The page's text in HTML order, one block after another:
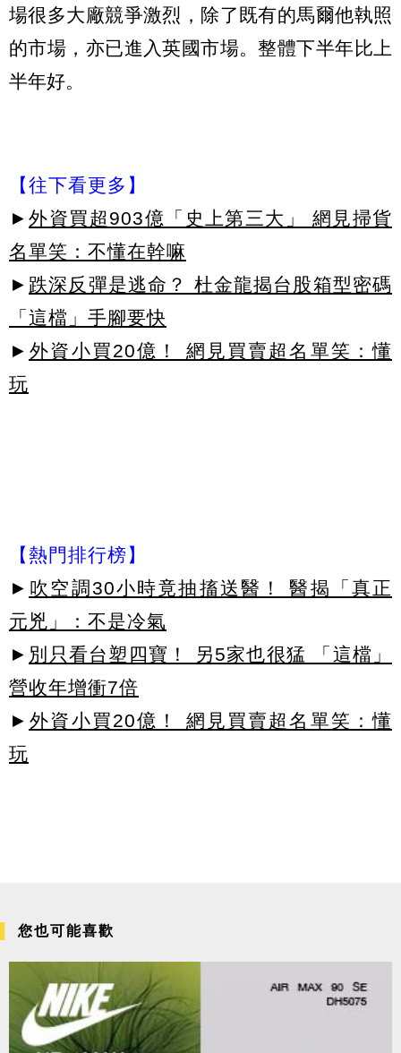
場很多大廠競爭激烈，除了既有的馬爾他執照
的市場，亦已進入英國市場。整體下半年比上
半年好。
【往下看更多】
► 外資買超903億「史上第三大」 網見掃貨
名單笑：不懂在幹嘛
► 跌深反彈是逃命？ 杜金龍揭台股箱型密碼
「這檔」手腳要快
► 外資小買20億！ 網見買賣超名單笑：懂
玩
【熱門排行榜】
► 吹空調30小時竟抽搐送醫！ 醫揭「真正
元兇」：不是冷氣
► 別只看台塑四寶！ 另5家也很猛 「這檔」
營收年增衝7倍
► 外資小買20億！ 網見買賣超名單笑：懂
玩
您也可能喜歡